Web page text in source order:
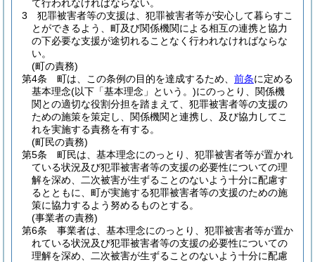
て行われなければならない。
3
犯罪被害者等の支援は、犯罪被害者等が安心して暮らすこ
とができるよう、町及び関係機関による相互の連携と協力
の下必要な支援が途切れることなく行われなければならな
い。
(町の責務)
第4条
町は、この条例の目的を達成するため、 前条に定める
基本理念(以下「基本理念」という。)にのっとり、関係機
関との適切な役割分担を踏まえて、犯罪被害者等の支援の
ための施策を策定し、関係機関と連携し、及び協力してこ
れを実施する責務を有する。
(町民の責務)
第5条
町民は、基本理念にのっとり、犯罪被害者等が置かれ
ている状況及び犯罪被害者等の支援の必要性についての理
解を深め、二次被害が生ずることのないよう十分に配慮す
るとともに、町が実施する犯罪被害者等の支援のための施
策に協力するよう努めるものとする。
(事業者の責務)
第6条
事業者は、基本理念にのっとり、犯罪被害者等が置か
れている状況及び犯罪被害者等の支援の必要性についての
理解を深め、二次被害が生ずることのないよう十分に配慮